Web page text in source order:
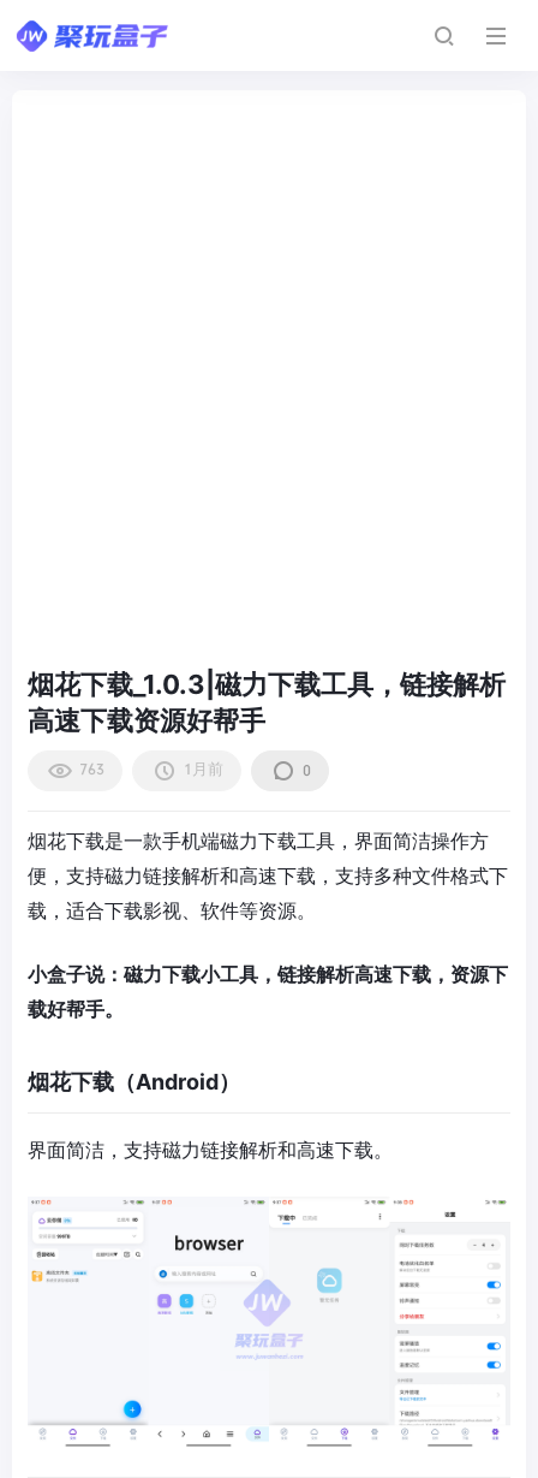
烟花下载_1.0.3|磁力下载工具，链接解析
高速下载资源好帮手
763 1月前 0
烟花下载是一款手机端磁力下载工具，界面简洁操作方
便，支持磁力链接解析和高速下载，支持多种文件格式下
载，适合下载影视、软件等资源。
小盒子说：磁力下载小工具，链接解析高速下载，资源下
载好帮手。
烟花下载（Android）
界面简洁，支持磁力链接解析和高速下载。